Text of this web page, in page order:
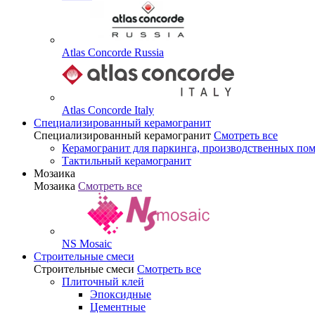
Atlas Concorde Russia
Atlas Concorde Italy
Специализированный керамогранит
Специализированный керамогранит Смотреть все
Керамогранит для паркинга, производственных
Тактильный керамогранит
Мозаика
Мозаика Смотреть все
NS Mosaic
Строительные смеси
Строительные смеси Смотреть все
Плиточный клей
Эпоксидные
Цементные